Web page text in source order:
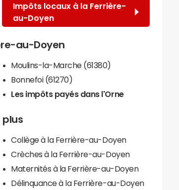
Impôts locaux à la Ferrière-
au-Doyen
au-Doyen
Moulins-la-Marche (61380)
Bonnefoi (61270)
Les impôts payés dans l'Orne
plus
Collège à la Ferrière-au-Doyen
Crèches à la Ferrière-au-Doyen
Maternités à la Ferrière-au-Doyen
Délinquance à la Ferrière-au-Doyen